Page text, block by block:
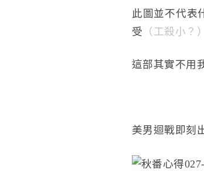
此圖並不代表
受 （工殺小？）
這部其實不用
美男迴戰即刻